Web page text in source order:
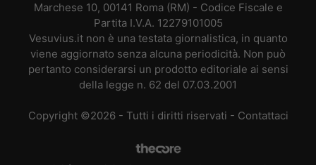
Marchese 10, 00141 Roma (RM) - Codice Fiscale e
Partita I.V.A. 12279101005
Vesuvius.it non è una testata giornalistica, in quanto
viene aggiornato senza alcuna periodicità. Non può
pertanto considerarsi un prodotto editoriale ai sensi
della legge n. 62 del 07.03.2001
Copyright ©2026 - Tutti i diritti riservati - Contattaci